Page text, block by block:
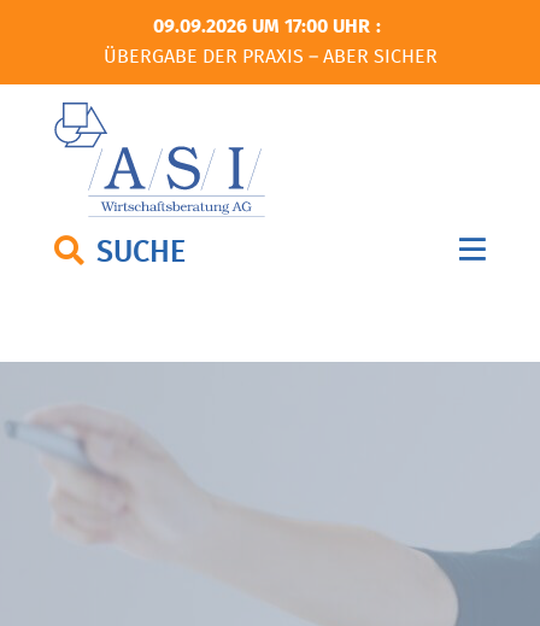
09.09.2026 UM 17:00 UHR
ÜBERGABE DER PRAXIS – ABER SICHER
SUCHE